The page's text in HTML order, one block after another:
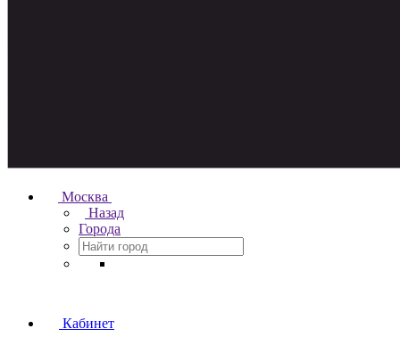
Москва
Назад
Города
Кабинет